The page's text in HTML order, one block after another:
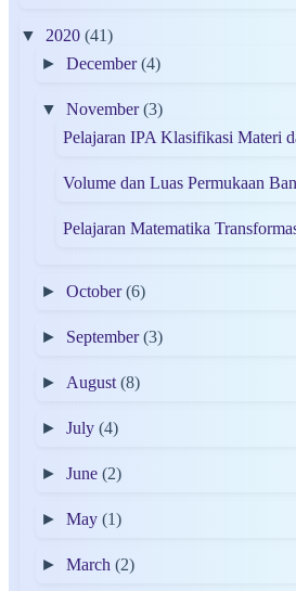
▼ 2020 (41)
►December(4)
▼November(3)
Pelajaran IPA Klasifikasi Materi
Volume dan Luas Permukaan
Pelajaran Matematika
►October(6)
► September(3)
► August(8)
►July(4)
►June(2)
►May(1)
►March(2)